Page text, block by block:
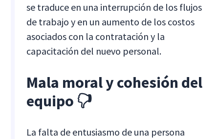
se traduce en una interrupción de los flujos
de trabajo y en un aumento de los costos
asociados con la contratación y la
capacitación del nuevo personal.
Mala moral y cohesión del
equipo 🖓
La falta de entusiasmo de una persona